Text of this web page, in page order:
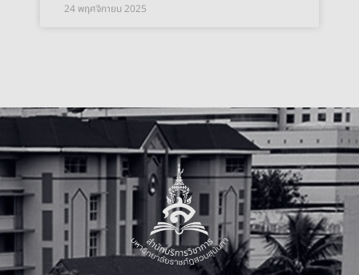
24 พฤศจิกายน 2025